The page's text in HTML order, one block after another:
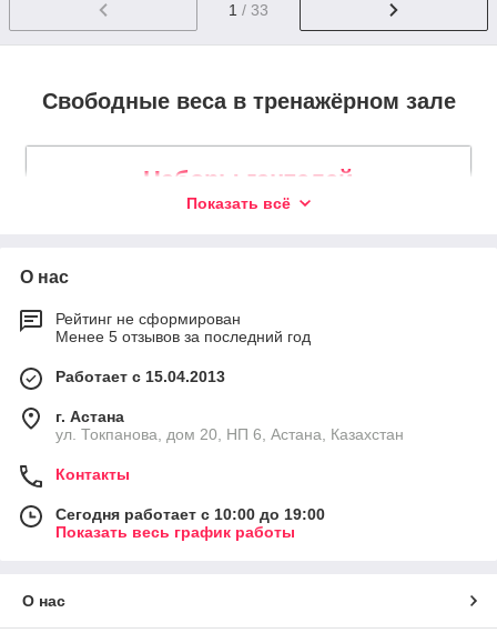
1 / 33
Свободные веса в тренажёрном зале
Наборы гантелей
Trenager.kz предлагает гантели с разным весом, а
Диски
тренировок в любом тренажёрном зале, подходят к
олимпийским штангам, обеспечивая стандартную
высоту самой штанги независимо от удерживаемого
Показать всё
О нас
Рейтинг не сформирован
Менее 5 отзывов за последний год
Работает с 15.04.2013
г. Астана
ул. Токпанова, дом 20, НП 6, Астана, Казахстан
Контакты
Сегодня работает с 10:00 до 19:00
Показать весь график работы
О нас